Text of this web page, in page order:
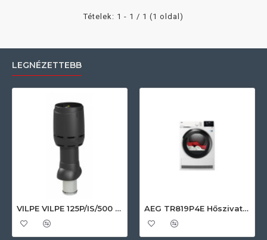
Tételek: 1 - 1 / 1 (1 oldal)
LEGNÉZETTEBB
VILPE VILPE 125P/IS/500 FLOW tetőszellőző, fekete Szellőztető ventilátor tartozékok AEG TR819P4E Hőszivattyús szárítógép